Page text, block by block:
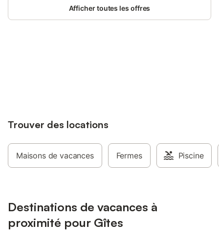
Afficher toutes les offres
Trouver des locations
Maisons de vacances Fermes Piscine
Destinations de vacances à
proximité pour Gîtes